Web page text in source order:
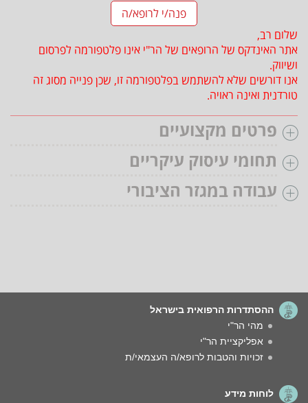
פנה/י לרופא/ה
שלום רב,
אתר האינדקס של הרופאים של הר"י אינו פלטפורמה לפרסום
ושיווק.
אנו דורשים שלא להשתמש בפלטפורמה זו, שכן פנייה מסוג זה
טורדנית ואינה ראויה.
פרטים מקצועיים
תחומי עיסוק עיקריים
עבודה במגזר הציבורי
ההסתדרות הרפואית בישראל
מהי הר"י
אפליקציית הר"י
זכויות והטבות לרופא/ה העצמאי/ת
לוחות מידע